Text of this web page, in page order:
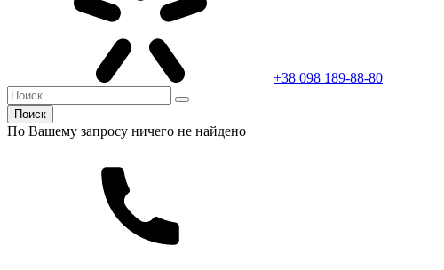
+38 098 189-88-80
Поиск
По Вашему запросу ничего не найдено